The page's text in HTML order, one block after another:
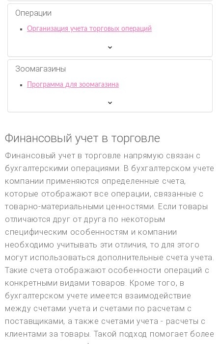
Операции
Организация учета торговых операций
Зоомагазины
Программа для зоомагазина
Финансовый учет в торговле
Финансовый учет в торговле напрямую связан с
бухгалтерскими операциями. В бухгалтерском учете
компании применяются определенные счета,
которые отображают все операции, связанные с
товарно-материальными ценностями. Если товары
отличаются друг от друга по некоторым
специфическим особенностям и компании
необходимо учитывать эти отличия, то для этого
могут использоваться дополнительные счета учета.
Такие счета отображают особенности операций с
конкретными видами товаров. Кроме того, в
бухгалтерском учете имеется взаимодействие
между счетами учета и счетами по расчетам с
поставщиками, а также счетами учета - расчеты с
клиентами за товары. Такой подход помогает более